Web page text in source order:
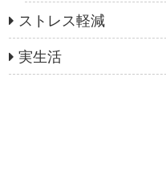
ストレス軽減
実生活